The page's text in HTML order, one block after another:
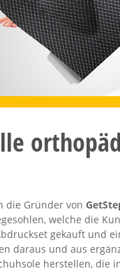
die Gründer von
welche die
gekauft und
daraus und aus
herstellen, die